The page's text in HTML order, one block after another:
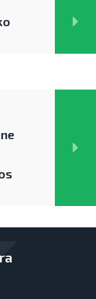
tikslus
sutaupymo